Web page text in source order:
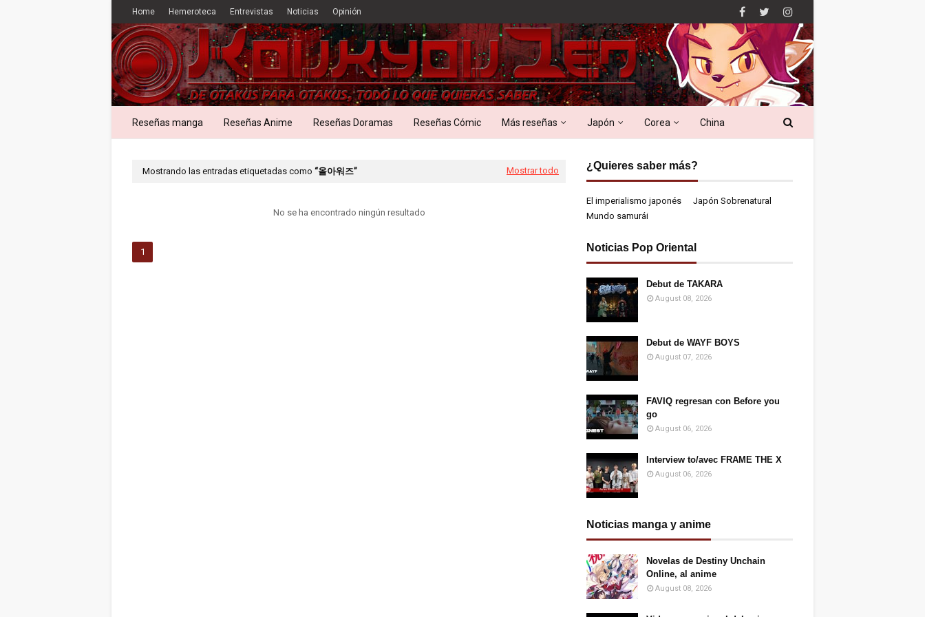
Home Hemeroteca Entrevistas Noticias Opinión
Reseñas manga Reseñas Anime Reseñas Doramas Reseñas Cómic Más reseñas Japón Corea China
Mostrando las entradas etiquetadas como 올아워즈 Mostrar todo
No se ha encontrado ningún resultado
1
¿Quieres saber más?
El imperialismo japonés
Japón Sobrenatural
Mundo samurái
Noticias Pop Oriental
Debut de TAKARA
August 08, 2026
Debut de WAYF BOYS
August 07, 2026
FAVIQ regresan con Before you
go
August 06, 2026
Interview to/avec FRAME THE X
August 06, 2026
Noticias manga y anime
Novelas de Destiny Unchain
Online, al anime
August 08, 2026